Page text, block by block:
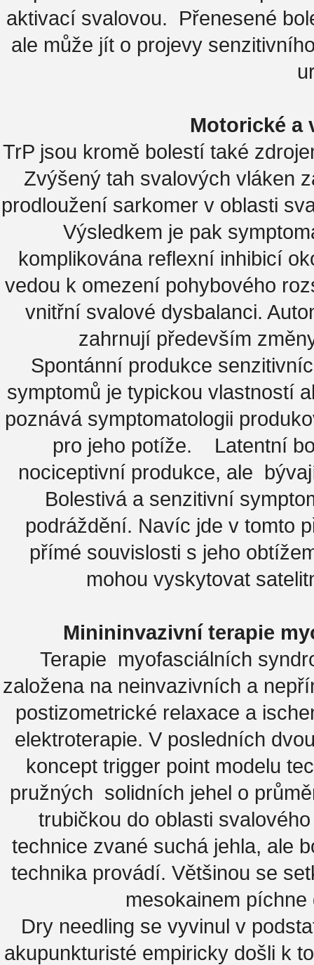
aktivací svalovou. Přenesené
ale může jít o projevy
Motorické a
TrP jsou kromě bolestí také
Zvýšený tah svalových vláken
prodloužení sarkomer v oblasti
Výsledkem je pak
komplikována reflexní inhibicí
vedou k omezení pohybového
vnitřní svalové dysbalanci.
zahrnují především
Spontánní produkce
symptomů je typickou vlastností
poznává symptomatologii
pro jeho potíže. Latentní
nociceptivní produkce, ale
Bolestivá a senzitivní
podráždění. Navíc jde v tomto
přímé souvislosti s jeho
mohou vyskytovat
Minininvazivní terapie
Terapie myofasciálních
založena na neinvazivních a
postizometrické relaxace a
elektroterapie. V posledních
koncept trigger point modelu
pružných solidních jehel o
trubičkou do oblasti
technice zvané suchá jehla, ale
technika provádí. Většinou se
mesokainem
Dry needling se vyvinul v
akupunkturisté empiricky došli k